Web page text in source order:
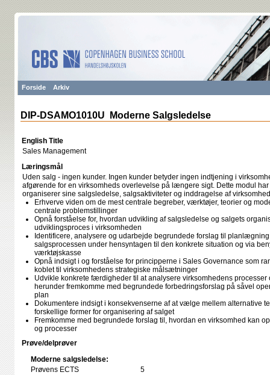
Forside Arkiv
DIP-DSAMO1010U Moderne Salgsledelse
English Title
Sales Management
Læringsmål
Uden salg - ingen kunder. Ingen kunder betyder ingen indtjening i
afgørende for en virksomheds overlevelse på længere sigt. Dette modul
organiserer sine salgsledelse, salgsaktiviteter og inddragelse af
Erhverve viden om de mest centrale begreber, værktøjer, teorier og
centrale problemstillinger
Opnå forståelse for, hvordan udvikling af salgsledelse og salgets
udviklingsproces i virksomheden
Identificere, analysere og udarbejde begrundede forslag til
salgsprocessen under hensyntagen til den konkrete situation og via
værktøjskasse
Opnå indsigt i og forståelse for principperne i Sales Governance som
koblet til virksomhedens strategiske målsætninger
Udvikle konkrete færdigheder til at analysere virksomhedens
herunder fremkomme med begrundede forbedringsforslag på såvel
plan
Dokumentere indsigt i konsekvenserne af at vælge mellem alternative
forskellige former for organisering af salget
Fremkomme med begrundede forslag til, hvordan en virksomhed kan
og processer
Prøve/delprøver
Moderne salgsledelse:
Prøvens ECTS
5